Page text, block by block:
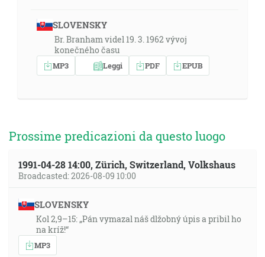
SLOVENSKY
Br. Branham videl 19. 3. 1962 vývoj
konečného času
MP3 Leggi PDF EPUB
Prossime predicazioni da questo luogo
1991-04-28 14:00, Zürich, Switzerland, Volkshaus
Broadcasted: 2026-08-09 10:00
SLOVENSKY
Kol 2,9–15: „Pán vymazal náš dlžobný úpis a pribil ho
na kríž!“
MP3